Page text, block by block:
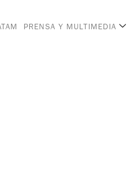
PRENSA Y MULTIMEDIA